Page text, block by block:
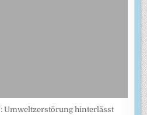
Umweltzerstörung hinterlässt